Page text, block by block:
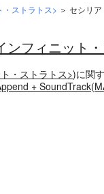
・ストラトス> セシリア
ンフィニット
・ストラトス>)に関
+ SoundTrack(